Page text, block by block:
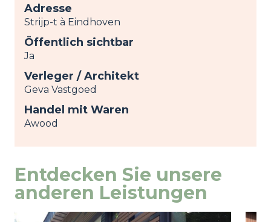
Adresse
Strijp-t à Eindhoven
Öffentlich sichtbar
Ja
Verleger / Architekt
Geva Vastgoed
Handel mit Waren
Awood
Entdecken Sie unsere
anderen Leistungen
Image
Ansicht